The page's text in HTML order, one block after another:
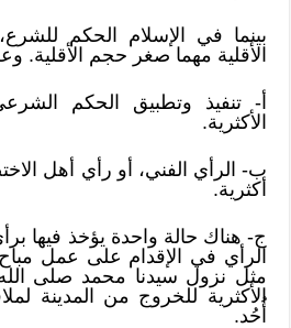
بينما في الإسلام الحكم
الأقلية مهما صغر حجم الأقلية.
أ- تنفيذ وتطبيق الحكم
الأكثرية.
ب- الرأي الفني، أو رأي أهل
أكثرية.
ج- هناك حالة واحدة يؤخذ فيها
الرأي في الإقدام على عمل مباح
مثل نزول سيدنا محمد صلى
الأكثرية للخروج من المدينة
أُحُد.